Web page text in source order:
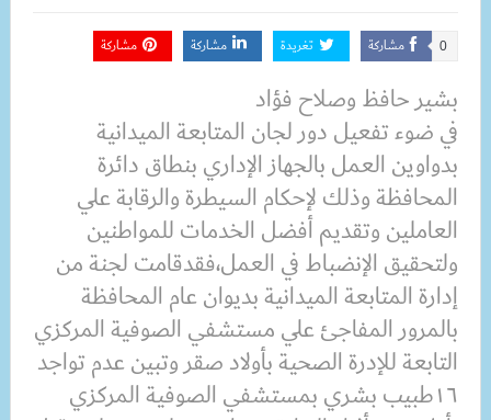
مشاركة 0 تغريدة مشاركة مشاركة
بشير حافظ وصلاح فؤاد
في ضوء تفعيل دور لجان المتابعة الميدانية
بدواوين العمل بالجهاز الإداري بنطاق دائرة
المحافظة وذلك لإحكام السيطرة والرقابة علي
العاملين وتقديم أفضل الخدمات للمواطنين
ولتحقيق الإنضباط في العمل،فقدقامت لجنة من
إدارة المتابعة الميدانية بديوان عام المحافظة
بالمرور المفاجئ علي مستشفي الصوفية المركزي
التابعة للإدرة الصحية بأولاد صقر وتبين عدم تواجد
١٦طبيب بشري بمستشفي الصوفية المركزي